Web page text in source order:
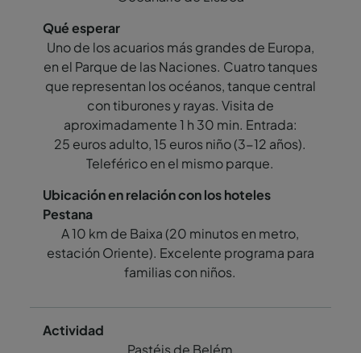
Uno de los acuarios más grandes de Europa,
en el Parque de las Naciones. Cuatro tanques
que representan los océanos, tanque central
con tiburones y rayas. Visita de
aproximadamente 1 h 30 min. Entrada:
25 euros adulto, 15 euros niño (3-12 años).
Teleférico en el mismo parque.
A 10 km de Baixa (20 minutos en metro,
estación Oriente). Excelente programa para
familias con niños.